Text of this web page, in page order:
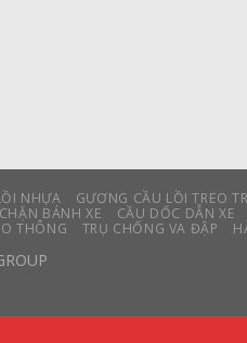
NHỰA GƯƠNG CẦU LỒI TREO
CHẶN BÁNH XE CẦU DỐC DẪN XE
THÔNG TRỤ CHỐNG VA ĐẬP